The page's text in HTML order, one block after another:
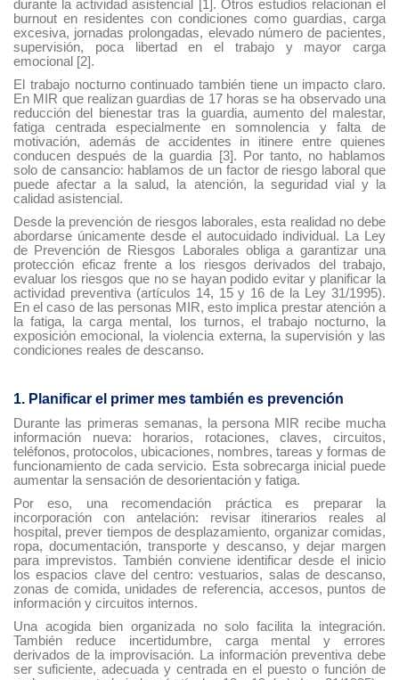
durante la actividad asistencial [1]. Otros estudios relacionan el
burnout en residentes con condiciones como guardias, carga
excesiva, jornadas prolongadas, elevado número de pacientes,
supervisión, poca libertad en el trabajo y mayor carga
emocional [2].
El trabajo nocturno continuado también tiene un impacto claro.
En MIR que realizan guardias de 17 horas se ha observado una
reducción del bienestar tras la guardia, aumento del malestar,
fatiga centrada especialmente en somnolencia y falta de
motivación, además de accidentes in itinere entre quienes
conducen después de la guardia [3]. Por tanto, no hablamos
solo de cansancio: hablamos de un factor de riesgo laboral que
puede afectar a la salud, la atención, la seguridad vial y la
calidad asistencial.
Desde la prevención de riesgos laborales, esta realidad no debe
abordarse únicamente desde el autocuidado individual. La Ley
de Prevención de Riesgos Laborales obliga a garantizar una
protección eficaz frente a los riesgos derivados del trabajo,
evaluar los riesgos que no se hayan podido evitar y planificar la
actividad preventiva (artículos 14, 15 y 16 de la Ley 31/1995).
En el caso de las personas MIR, esto implica prestar atención a
la fatiga, la carga mental, los turnos, el trabajo nocturno, la
exposición emocional, la violencia externa, la supervisión y las
condiciones reales de descanso.
1. Planificar el primer mes también es prevención
Durante las primeras semanas, la persona MIR recibe mucha
información nueva: horarios, rotaciones, claves, circuitos,
teléfonos, protocolos, ubicaciones, nombres, tareas y formas de
funcionamiento de cada servicio. Esta sobrecarga inicial puede
aumentar la sensación de desorientación y fatiga.
Por eso, una recomendación práctica es preparar la
incorporación con antelación: revisar itinerarios reales al
hospital, prever tiempos de desplazamiento, organizar comidas,
ropa, documentación, transporte y descanso, y dejar margen
para imprevistos. También conviene identificar desde el inicio
los espacios clave del centro: vestuarios, salas de descanso,
zonas de comida, unidades de referencia, accesos, puntos de
información y circuitos internos.
Una acogida bien organizada no solo facilita la integración.
También reduce incertidumbre, carga mental y errores
derivados de la improvisación. La información preventiva debe
ser suficiente, adecuada y centrada en el puesto o función de